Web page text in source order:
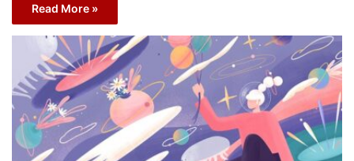
Read More »